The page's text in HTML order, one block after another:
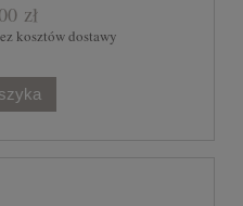
zł
kosztów dostawy